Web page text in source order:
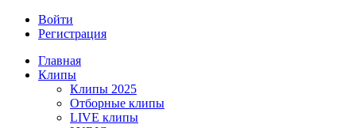
Войти
Регистрация
Главная
Клипы
Клипы 2025
Отборные клипы
LIVE клипы